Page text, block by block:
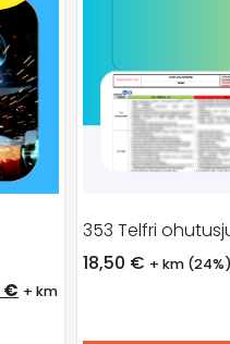
€ + km
353 Telfri
18,50 € + km (24%)